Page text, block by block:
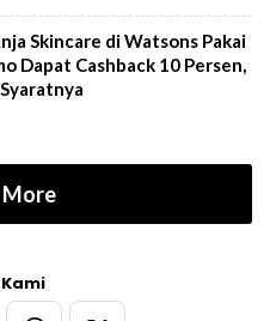
Skincare di Watsons Pakai
Dapat Cashback 10 Persen,
More